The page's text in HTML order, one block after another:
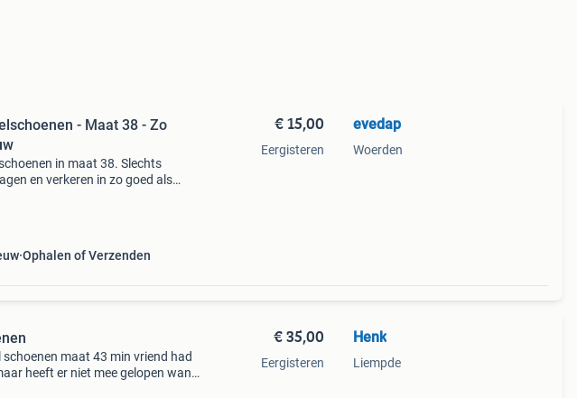
- Maat 38 - Zo
in maat 38. Slechts
en verkeren in zo goed als
Ophalen of Verzenden
€ 15,00
Eergisteren
evedap
Woerden
schoenen maat 43 min vriend had
heeft er niet mee gelopen want
€ 35,00
Eergisteren
Henk
Liempde